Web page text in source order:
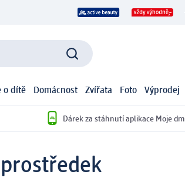
o dítě Domácnost Zvířata Foto Výprodej
Dárek za stáhnutí aplikace Moje dm